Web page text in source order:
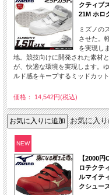
クティブ
21M ホロ
ミズノの
させた。
を実現し
地。競技向けに開発された素材
が、快適な環境を実現します。
ルド感をキープするミッドカット
価格： 14,542円(税込)
お気に入
NEW
【2000
ロテクテ
ルマイテ
クシュー